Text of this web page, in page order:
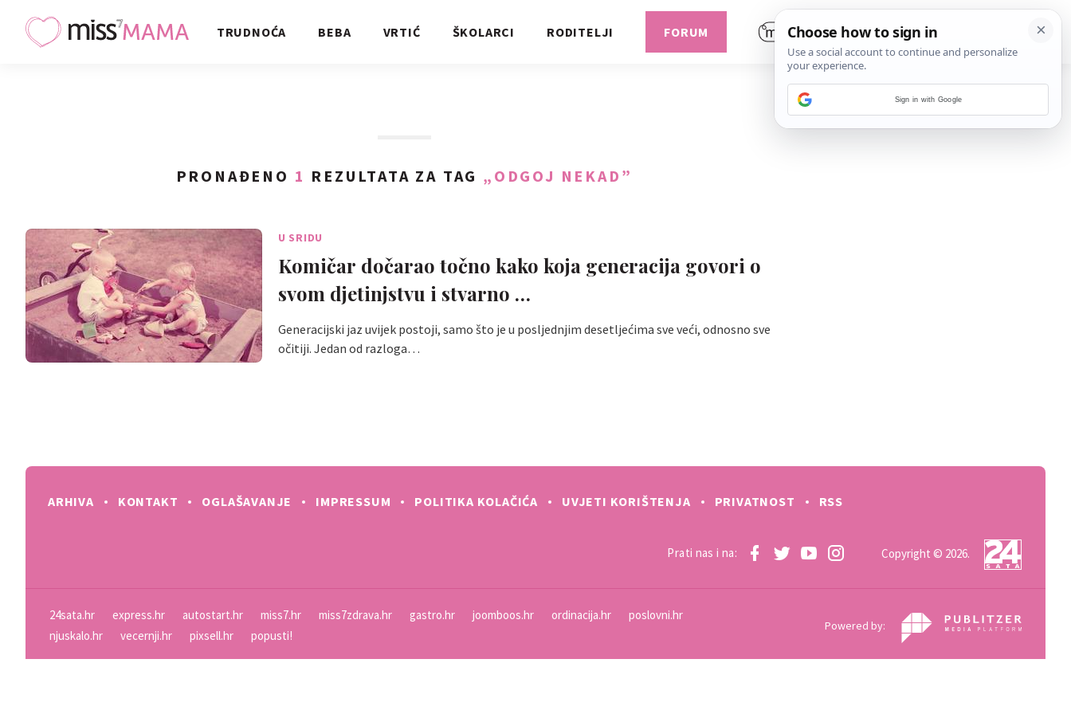
TRUDNOĆA BEBA VRTIĆ ŠKOLARCI RODITELJI FORUM
PRONAĐENO 1 REZULTATA ZA TAG „ODGOJ NEKAD”
U SRIDU
Komičar dočarao točno kako koja generacija govori o
svom djetinjstvu i stvarno …
Generacijski jaz uvijek postoji, samo što je u posljednjim desetljećima sve veći, odnosno sve
očitiji. Jedan od razloga…
ARHIVA KONTAKT OGLAŠAVANJE IMPRESSUM POLITIKA KOLAČIĆA UVJETI KORIŠTENJA PRIVATNOST RSS
Prati nas i na: Copyright © 2026.
24sata.hr express.hr autostart.hr miss7.hr miss7zdrava.hr gastro.hr joomboos.hr ordinacija.hr
poslovni.hr
njuskalo.hr
vecernji.hr pixsell.hr popusti!
Powered by:
Sign in with Google